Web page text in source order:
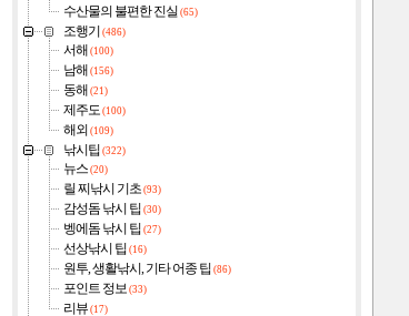
수산물의 불편한 진실 (65)
조행기 (486)
서해 (100)
남해 (156)
동해 (21)
제주도 (100)
해외 (109)
낚시팁(322)
뉴스 (20)
릴 찌낚시 기초 (93)
감성돔 낚시 팁 (30)
벵에돔 낚시 팁 (27)
선상낚시 팁 (16)
원투, 생활낚시, 기타 어종 팁 (86)
포인트 정보 (33)
리뷰 (17)